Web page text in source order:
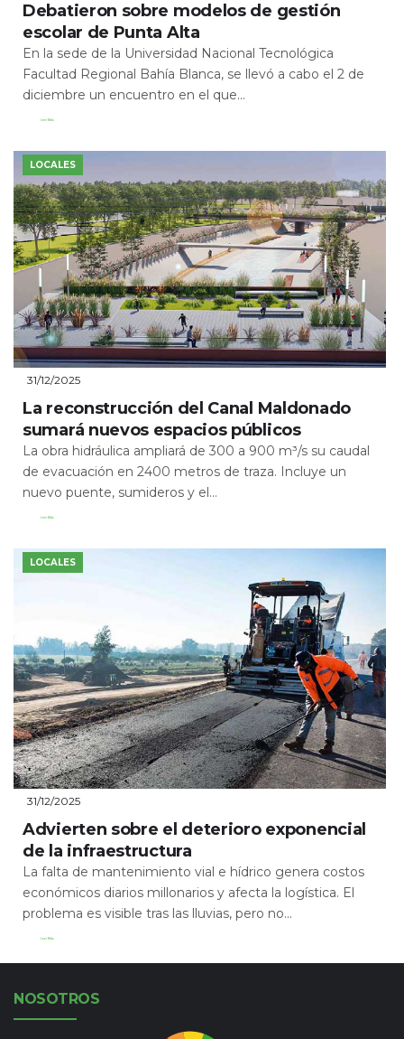
Debatieron sobre modelos de gestión
escolar de Punta Alta
En la sede de la Universidad Nacional Tecnológica
Facultad Regional Bahía Blanca, se llevó a cabo el 2 de
diciembre un encuentro en el que...
Leer Más
LOCALES
31/12/2025
La reconstrucción del Canal Maldonado
sumará nuevos espacios públicos
La obra hidráulica ampliará de 300 a 900 m³/s su caudal
de evacuación en 2400 metros de traza. Incluye un
nuevo puente, sumideros y el...
Leer Más
LOCALES
31/12/2025
Advierten sobre el deterioro exponencial
de la infraestructura
La falta de mantenimiento vial e hídrico genera costos
económicos diarios millonarios y afecta la logística. El
problema es visible tras las lluvias, pero no...
Leer Más
NOSOTROS